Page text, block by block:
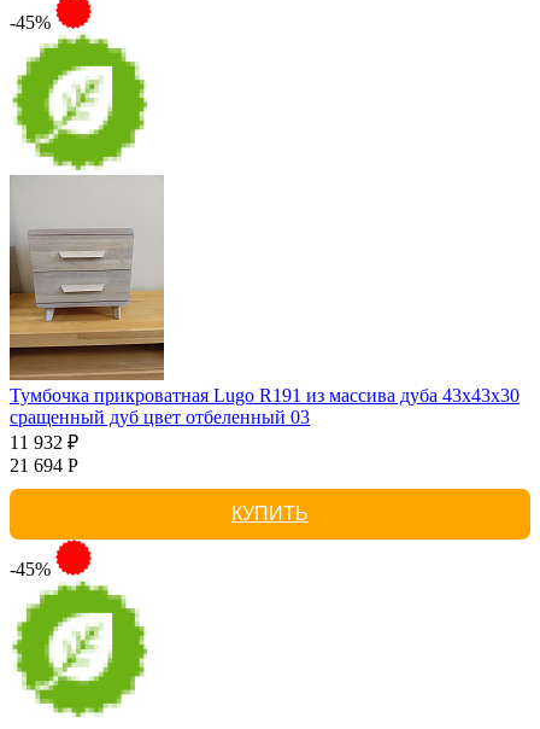
-45%
Тумбочка прикроватная Lugo R191 из массива дуба 43х43х30
сращенный дуб цвет отбеленный 03
11 932 ₽
21 694 Р
КУПИТЬ
-45%